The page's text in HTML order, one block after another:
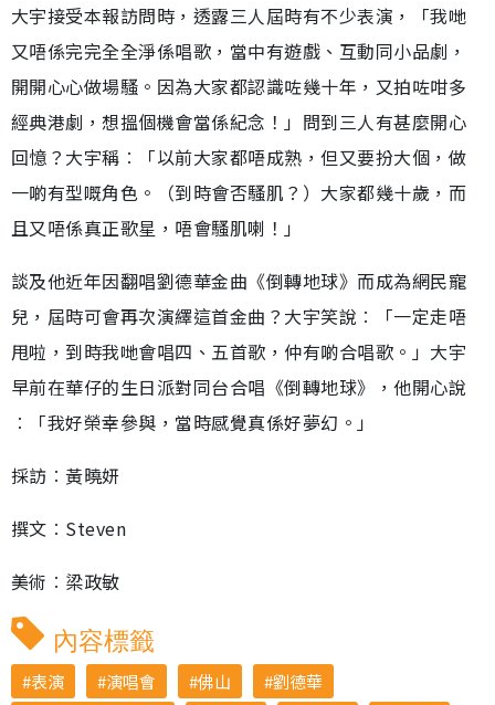
大宇接受本報訪問時，透露三人屆時有不少表演，「我哋
又唔係完完全全淨係唱歌，當中有遊戲、互動同小品劇，
開開心心做場騷。因為大家都認識咗幾十年，又拍咗咁多
經典港劇，想搵個機會當係紀念！」問到三人有甚麼開心
回憶？大宇稱︰「以前大家都唔成熟，但又要扮大個，做
一啲有型嘅角色。（到時會否騷肌？）大家都幾十歲，而
且又唔係真正歌星，唔會騷肌喇！」
談及他近年因翻唱劉德華金曲《倒轉地球》而成為網民寵
兒，屆時可會再次演繹這首金曲？大宇笑說︰「一定走唔
甩啦，到時我哋會唱四、五首歌，仲有啲合唱歌。」大宇
早前在華仔的生日派對同台合唱《倒轉地球》，他開心說
︰「我好榮幸參與，當時感覺真係好夢幻。」
採訪︰黃曉妍
撰文︰Steven
美術︰梁政敏
內容標籤
表演 演唱會 佛山
劉德華